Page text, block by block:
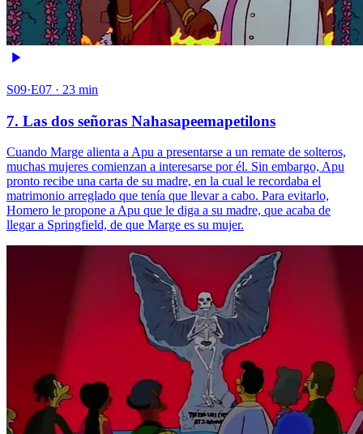
S09·E07 · 23 min
7. Las dos señoras Nahasapeemapetilons
Cuando Marge alienta a Apu a presentarse a un remate de solteros,
muchas mujeres comienzan a interesarse por él. Sin embargo, Apu
pronto recibe una carta de su madre, en la cual le recordaba el
matrimonio arreglado que tenía que llevar a cabo. Para evitarlo,
Homero le propone a Apu que le diga a su madre, que acaba de
llegar a Springfield, de que Marge es su mujer.